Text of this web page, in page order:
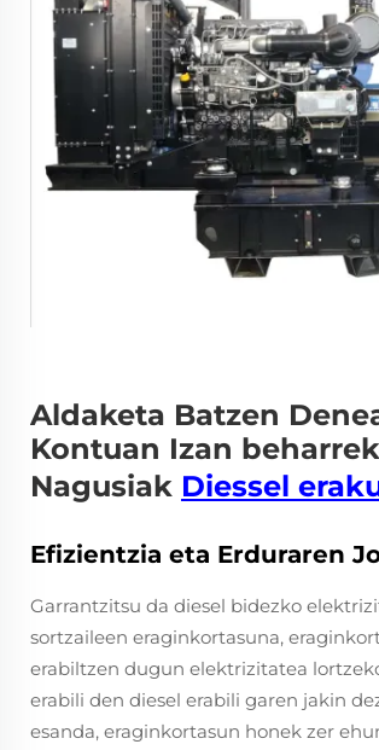
Aldaketa Batzen
Kontuan Izan
Nagusiak Diessel
Efizientzia eta Erduraren
Garrantzitsu da diesel bidezko
sortzaileen eraginkortasuna,
erabiltzen dugun elektrizitatea
erabili den diesel erabili garen jakin
esanda, eraginkortasun honek zer